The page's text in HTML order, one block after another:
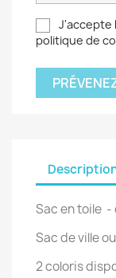
J'accepte
politique de
Sac en toile
Sac de ville
2 coloris